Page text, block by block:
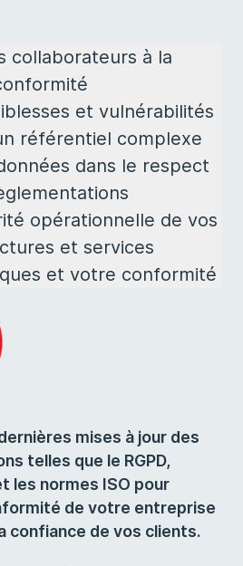
collaborateurs à la
et vulnérabilités
référentiel complexe
dans le respect
opérationnelle de vos
et services
et votre conformité
mises à jour des
telles que le RGPD,
les normes ISO pour
de votre entreprise
confiance de vos clients.